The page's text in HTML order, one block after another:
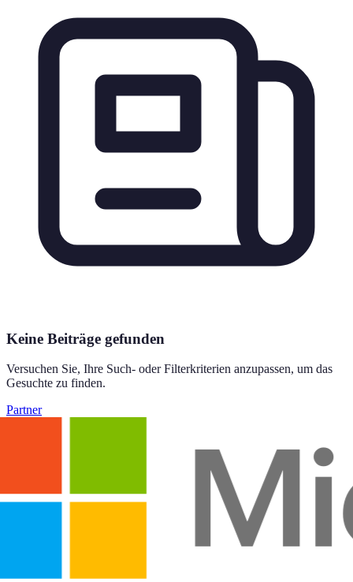
Keine Beiträge gefunden
Versuchen Sie, Ihre Such- oder Filterkriterien anzupassen, um das
Gesuchte zu finden.
Partner